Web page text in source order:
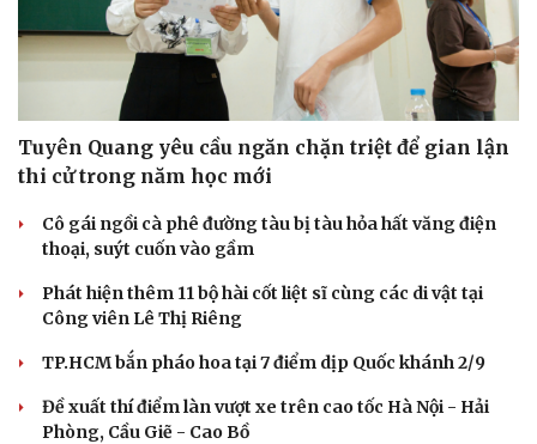
Tuyên Quang yêu cầu ngăn chặn triệt để gian lận
thi cử trong năm học mới
Cô gái ngồi cà phê đường tàu bị tàu hỏa hất văng điện
thoại, suýt cuốn vào gầm
Phát hiện thêm 11 bộ hài cốt liệt sĩ cùng các di vật tại
Công viên Lê Thị Riêng
TP.HCM bắn pháo hoa tại 7 điểm dịp Quốc khánh 2/9
Đề xuất thí điểm làn vượt xe trên cao tốc Hà Nội - Hải
Phòng, Cầu Giẽ - Cao Bồ